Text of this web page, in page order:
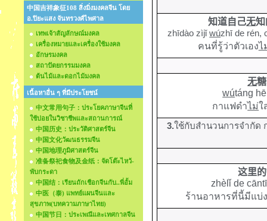
中国吉祥象征108 สิ่งมิ่งมงคลจีน โดย
อ.ปิยะแสง จันทรวงศ์ไพศาล
เทพเจ้าสัญลักษณ์มงคล
เครื่องหมายและเครื่องใช้มงคล
อักษรมงคล
สถาปัตยกรรมมงคล
ต้นไม้และดอกไม้มงคล
เนื้อหาอื่น ๆ ที่มีประโยชน์
中文常用句子：ประโยคภาษาจีนที่
ใช้บ่อยในวิชาชีพและสถานการณ์
中国历史：ประวัติศาสตร์จีน
中国文化วัฒนธรรมจีน
中国地理ภูมิศาสตร์จีน
准备祭祀食物及金纸：จัดโต๊ะไหว้-
พับกระดา
中国结：เรียนถักเชือกจีนกับ..พี่อั้ม
中医（泰) แพทย์แผนจีนและ
สุขภาพ(บทความภาษาไทย)
中国节日：ประเพณีและเทศกาลจีน
知道自己无知
zhīdào zìjǐwúzhī de rén,
คนที่รู้ว่าตัวเองไ
无
wútáng
กาแฟดำไม่ใ
3.ใช้กับสำนวนการจำกัด
这里
zhèlǐ de
ร้านอาหารที่นี้มีแบ่